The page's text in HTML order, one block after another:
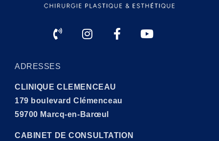
ADRESSES
CLINIQUE CLEMENCEAU
179 boulevard Clémenceau
59700 Marcq-en-Barœul
CABINET DE CONSULTATION